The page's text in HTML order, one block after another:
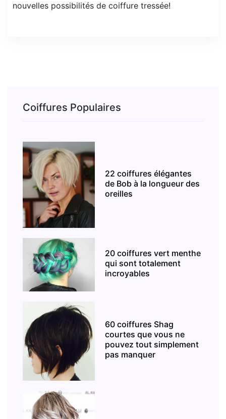
nouvelles possibilités de coiffure tressée!
Coiffures Populaires
22 coiffures élégantes
de Bob à la longueur des
oreilles
20 coiffures vert menthe
qui sont totalement
incroyables
60 coiffures Shag
courtes que vous ne
pouvez tout simplement
pas manquer